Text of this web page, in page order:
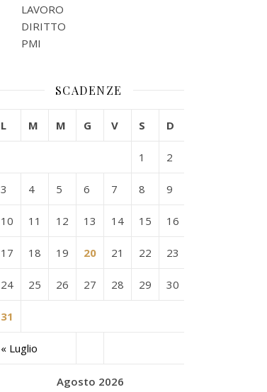
LAVORO
DIRITTO
PMI
SCADENZE
Agosto 2026
L M M G V S D
« Luglio
1 2
3 4 5 6 7 8 9
10 11 12 13 14 15 16
17 18 19 20 21 22 23
24 25 26 27 28 29 30
31